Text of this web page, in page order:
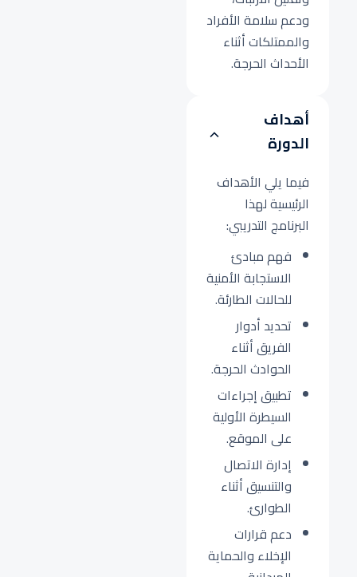
ودعم سلامة الأفراد
والممتلكات أثناء
الأحداث الحرجة.
أهداف
الدورة
فيما يلي الأهداف
الرئيسية لهذا
البرنامج التدريبي:
فهم مبادئ
الاستجابة الأمنية
للحالات الطارئة.
تحديد أدوار
الفريق أثناء
الحوادث الحرجة.
تطبيق إجراءات
السيطرة الأولية
على الموقع.
إدارة الاتصال
والتنسيق أثناء
الطوارئ.
دعم قرارات
الإخلاء والحماية